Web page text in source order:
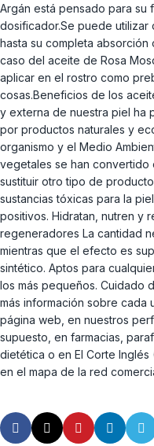
Argán está pensado para su
dosificador.Se puede utilizar
hasta su completa absorción
caso del aceite de Rosa
aplicar en el rostro como
cosas.Beneficios de los
y externa de nuestra piel ha
por productos naturales y
organismo y el Medio
vegetales se han convertido
sustituir otro tipo de
sustancias tóxicas para la
positivos. Hidratan, nutren y
regeneradores La cantidad
mientras que el efecto es
sintético. Aptos para
los más pequeños. Cuidado
más información sobre cada
página web, en nuestros
supuesto, en farmacias,
dietética o en El Corte
en el mapa de la red